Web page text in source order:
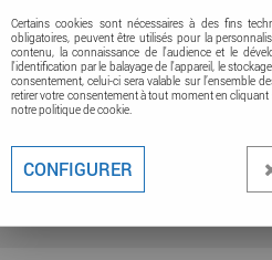
la surface du sol pour
Certains cookies sont nécessaires à des fins
obligatoires, peuvent être utilisés pour la
contenu, la connaissance de l'audience et le
l'identification par le balayage de l'appareil, le
consentement, celui-ci sera valable sur l’ensemble
retirer votre consentement à tout moment en
notre politique de cookie.
CONFIGURER